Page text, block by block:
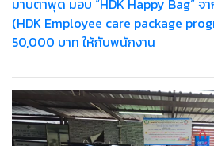
(HDK Employee care package
50,000 บาท ให้กับพนักงาน